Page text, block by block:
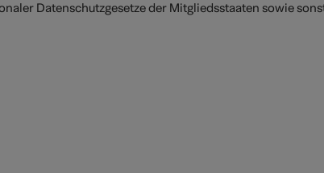
Datenschutzgesetze der Mitgliedsstaaten sowie